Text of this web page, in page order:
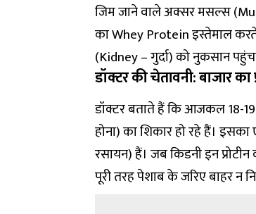
जिम जाने वाले अक्सर मसल्स
काWhey Proteinइस्तेमाल
(Kidney – गुर्दा) को नुकसान
डॉक्टर की चेतावनी: बाजार
डॉक्टर बताते हैं कि आजकल 18-
होना) का शिकार हो रहे हैं।
रसायन) हैं। जब किडनी इन प्रोटीन
पूरी तरह पेशाब के जरिए बाहर न